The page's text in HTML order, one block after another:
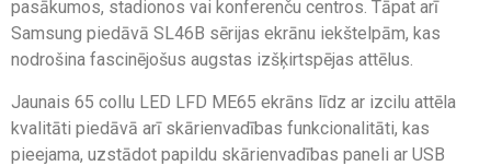
pasākumos, stadionos vai konferenču centros. Tāpat arī
Samsung piedāvā SL46B sērijas ekrānu iekštelpām, kas
nodrošina fascinējošus augstas izšķirtspējas attēlus.
Jaunais 65 collu LED LFD ME65 ekrāns līdz ar izcilu attēla
kvalitāti piedāvā arī skārienvadības funkcionalitāti, kas
pieejama, uzstādot papildu skārienvadības paneli ar USB